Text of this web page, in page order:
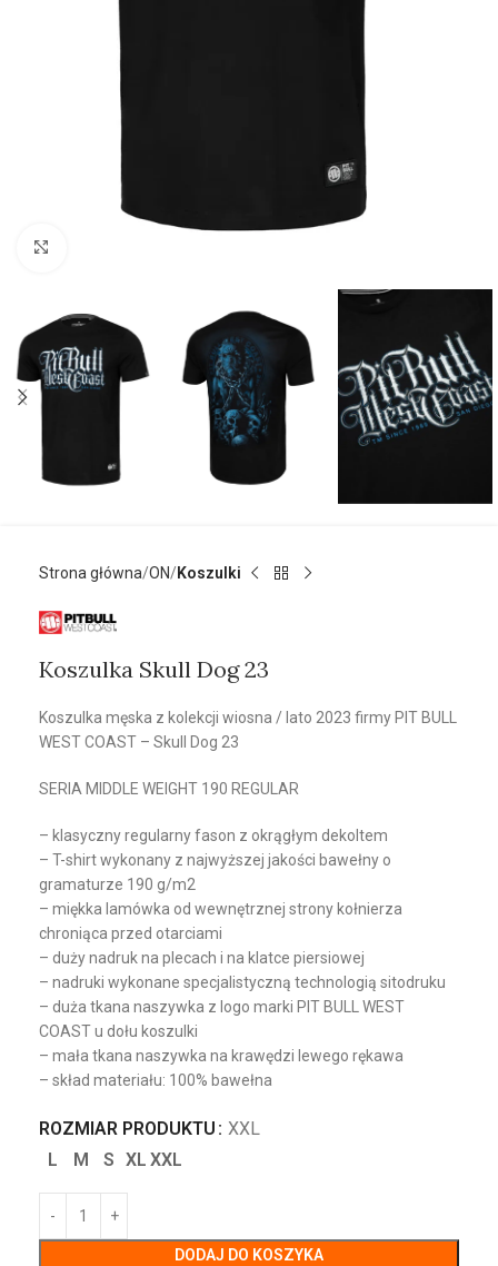
Strona główna ON Koszulki
Koszulka Skull Dog 23
Koszulka męska z kolekcji wiosna / lato 2023 firmy PIT BULL
WEST COAST – Skull Dog 23
SERIA MIDDLE WEIGHT 190 REGULAR
– klasyczny regularny fason z okrągłym dekoltem
– T-shirt wykonany z najwyższej jakości bawełny o
gramaturze 190 g/m2
– miękka lamówka od wewnętrznej strony kołnierza
chroniąca przed otarciami
– duży nadruk na plecach i na klatce piersiowej
– nadruki wykonane specjalistyczną technologią sitodruku
– duża tkana naszywka z logo marki PIT BULL WEST
COAST u dołu koszulki
– mała tkana naszywka na krawędzi lewego rękawa
– skład materiału: 100% bawełna
ROZMIAR PRODUKTU
XXL
L
M S XL XXL
DODAJ DO KOSZYKA